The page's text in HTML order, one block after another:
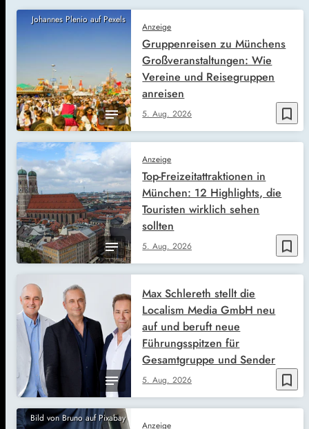
Johannes Plenio auf Pexels
bookmark_border
Anzeige
5. Aug. 2026
Gruppenreisen zu Münchens
Großveranstaltungen: Wie
Vereine und Reisegruppen
anreisen
bookmark_border
Anzeige
5. Aug. 2026
Top-Freizeitattraktionen in
München: 12 Highlights, die
Touristen wirklich sehen
sollten
bookmark_border
5. Aug. 2026
Max Schlereth stellt die
Localism Media GmbH neu
auf und beruft neue
Führungsspitzen für
Gesamtgruppe und Sender
Bild von Bruno auf Pixabay
Anzeige